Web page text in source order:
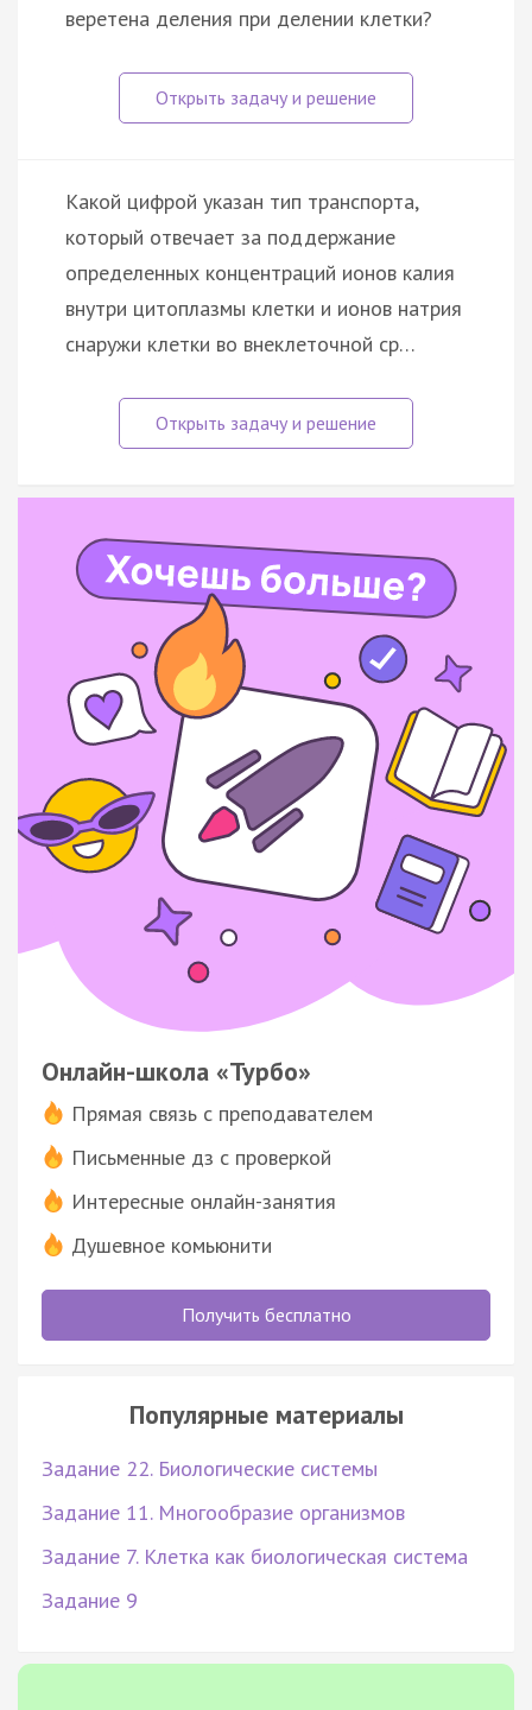
веретена деления при делении клетки?
Какой цифрой указан тип транспорта,
который отвечает за поддержание
определенных концентраций ионов калия
внутри цитоплазмы клетки и ионов натрия
снаружи клетки во внеклеточной ср…
Онлайн-школа «Турбо»
Прямая связь с преподавателем
Письменные дз с проверкой
Интересные онлайн-занятия
Душевное комьюнити
Получить бесплатно
Популярные материалы
Задание 22. Биологические системы
Задание 11. Многообразие организмов
Задание 7. Клетка как биологическая система
Задание 9